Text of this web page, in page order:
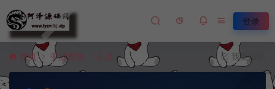
登录
首页 手游资源 正文 我要投稿